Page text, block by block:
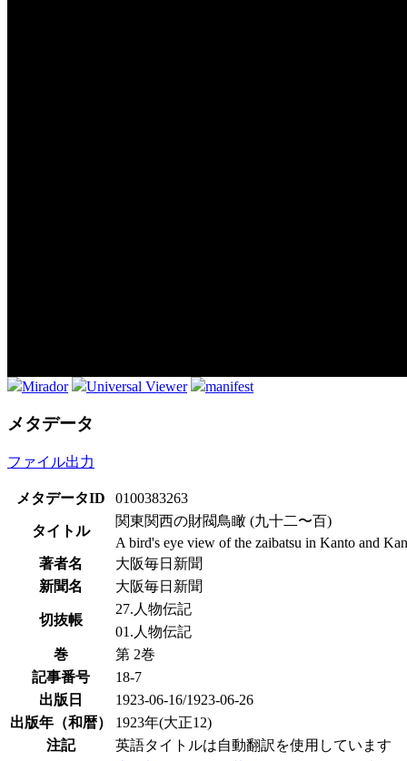
Mirador Universal Viewer manifest
メタデータ
ファイル出力
メタデータID 0100383263
タイトル
関東関西の財閥鳥瞰 (九十二〜百)
A bird's eye view of the zaibatsu in Kanto and
著者名
大阪毎日新聞
新聞名
大阪毎日新聞
切抜帳
27.人物伝記
01.人物伝記
巻
第 2巻
記事番号
18-7
出版日
1923-06-16/1923-06-26
出版年（和暦）
1923年(大正12)
注記
英語タイトルは自動翻訳を使用しています